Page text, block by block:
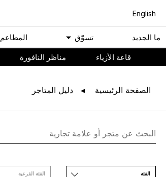
English
ﻣﺎ اﻟﺠﺪﻳﺪ ﺗﺴﻮّﻕ اﻟﻤﻄﺎﻋﻢ
ﻗﺎﻋﺔ اﻷﺯﻳﺎء مناظر النافورة
اﻟﺼﻔﺤﺔ اﻟﺮﺋﻴﺴﻴﺔ ﺩﻟﻴﻞ اﻟﻤﺘﺎﺟﺮ
اﻟﻔﺌﺔ اﻟﻔﺌﺔ اﻟﻔﺮﻋﻴﺔ